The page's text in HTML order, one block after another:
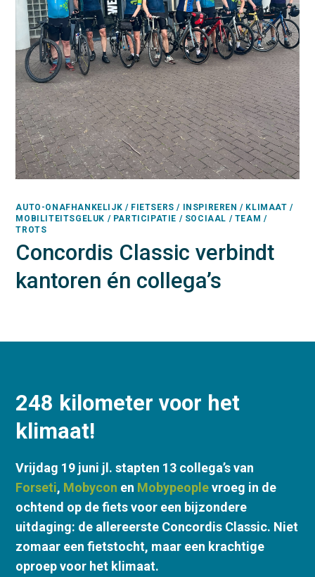
AUTO-ONAFHANKELIJK / FIETSERS / INSPIREREN / KLIMAAT /
MOBILITEITSGELUK / PARTICIPATIE / SOCIAAL / TEAM /
TROTS
Concordis Classic verbindt
kantoren én collega’s
248 kilometer voor het
klimaat!
Vrijdag 19 juni jl. stapten 13 collega’s van
Forseti, Mobycon en Mobypeoplevroeg in de
ochtend op de fiets voor een bijzondere
uitdaging: de allereerste Concordis Classic. Niet
zomaar een fietstocht, maar een krachtige
oproep voor het klimaat.